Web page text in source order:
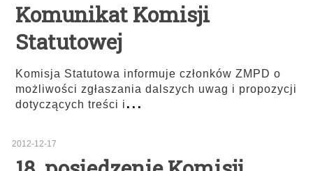
Komunikat Komisji
Statutowej
Komisja Statutowa informuje członków ZMPD o
możliwości zgłaszania dalszych uwag i propozycji
dotyczących treści i...
2012-12-17